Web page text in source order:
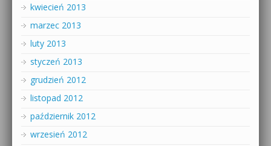
kwiecień 2013
marzec 2013
luty 2013
styczeń 2013
grudzień 2012
listopad 2012
październik 2012
wrzesień 2012